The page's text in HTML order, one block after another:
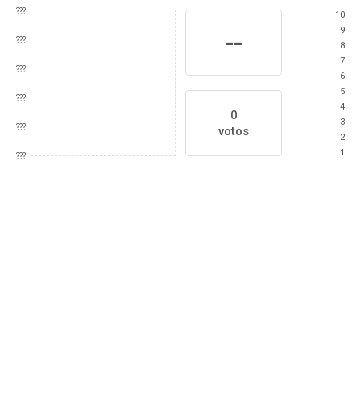
???
???
???
???
???
???
--
0
votos
10
9
8
7
6
5
4
3
2
1